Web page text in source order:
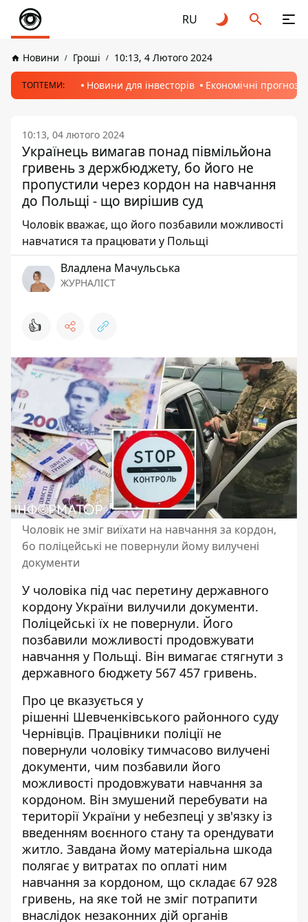
RU
Новини Гроші 10:13, 4 Лютого 2024
ТОПТЕМИ: Новини для інвесторів Економічні прогнози
10:13, 04 лютого 2024
Українець вимагав понад півмільйона
гривень з держбюджету, бо його не
пропустили через кордон на навчання
до Польщі - що вирішив суд
Чоловік вважає, що його позбавили можливості
навчатися та працювати у Польщі
Владлена Мачульська
ЖУРНАЛІСТ
👍
Чоловік не зміг виїхати на навчання за кордон,
бо поліцейські не повернули йому вилучені
документи
У чоловіка під час перетину державного
кордону України вилучили документи.
Поліцейські їх не повернули. Його
позбавили можливості продовжувати
навчання у Польщі. Він вимагає стягнути з
державного бюджету 567 457 гривень.
Про це вказується у
рішенні Шевченківського районного суду
Чернівців. Працівники поліції не
повернули чоловіку тимчасово вилучені
документи, чим позбавили його
можливості продовжувати навчання за
кордоном. Він змушений перебувати на
території України у небезпеці у зв'язку із
введенням воєнного стану та орендувати
житло. Завдана йому матеріальна шкода
полягає у витратах по оплаті ним
навчання за кордоном, що складає 67 928
гривень, на яке той не зміг потрапити
внаслідок незаконних дій органів